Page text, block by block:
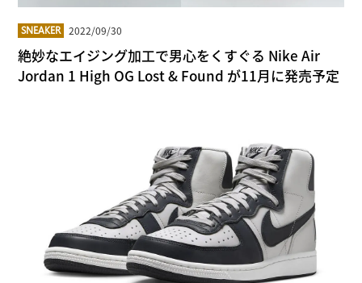
SNEAKER 2022/09/30
絶妙なエイジング加工で男心をくすぐる Nike Air
Jordan 1 High OG Lost & Found が11月に発売予定